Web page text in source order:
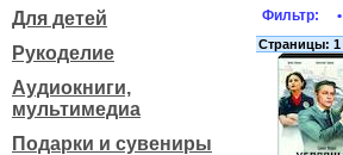
Для детей
Рукоделие
Аудиокниги,
мультимедиа
Подарки и сувениры
Фильтр: •
Страницы: 1